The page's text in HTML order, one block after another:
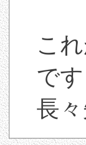
こ
です
長